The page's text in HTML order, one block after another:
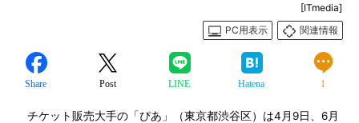
[ITmedia]
PC用表示
関連情報
Share Post LINE Hatena 1
チケット販売大手の「ぴあ」（東京都渋谷区）は4月9日、6月